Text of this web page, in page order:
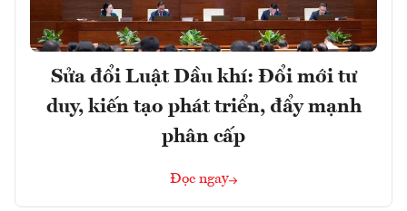
Sửa đổi Luật Dầu khí: Đổi mới tư
duy, kiến tạo phát triển, đẩy mạnh
phân cấp
Đọc ngay